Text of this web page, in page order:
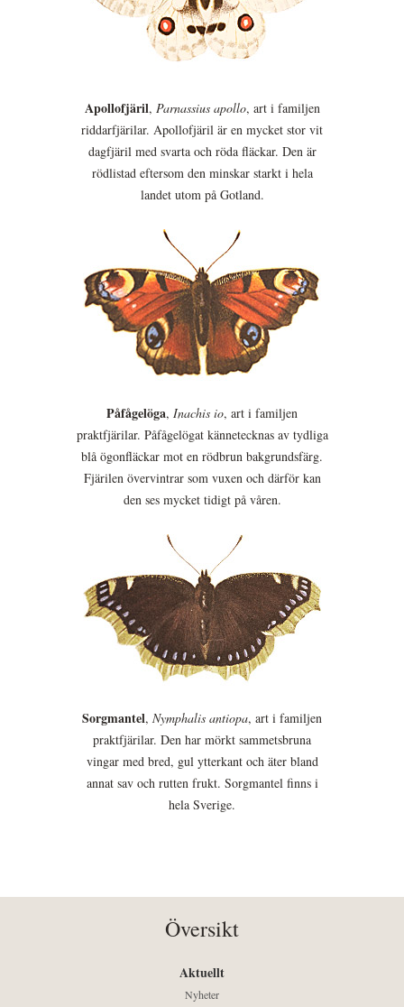
Apollofjäril, Parnassius apollo, art i familjen
riddarfjärilar. Apollofjäril är en mycket stor vit
dagfjäril med svarta och röda fläckar. Den är
rödlistad eftersom den minskar starkt i hela
landet utom på Gotland.
Påfågelöga, Inachis io, art i familjen
praktfjärilar. Påfågelögat kännetecknas av tydliga
blå ögonfläckar mot en rödbrun bakgrundsfärg.
Fjärilen övervintrar som vuxen och därför kan
den ses mycket tidigt på våren.
Sorgmantel, Nymphalis antiopa, art i familjen
praktfjärilar. Den har mörkt sammetsbruna
vingar med bred, gul ytterkant och äter bland
annat sav och rutten frukt. Sorgmantel finns i
hela Sverige.
Översikt
Aktuellt
Nyheter